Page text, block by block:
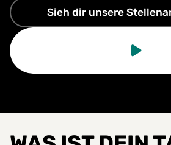
Sieh dir unsere